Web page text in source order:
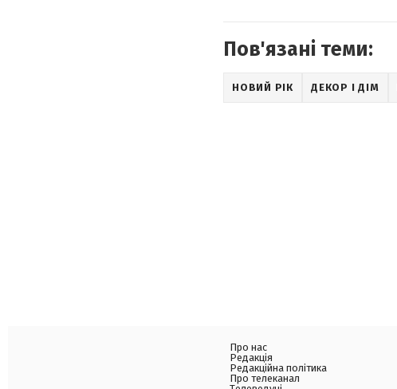
Пов'язані теми:
НОВИЙ РІК ДЕКОР І ДІМ
Про нас
Редакція
Редакційна політика
Про телеканал